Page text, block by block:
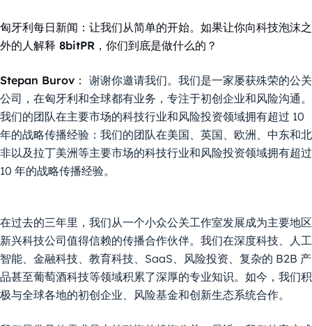
匈牙利每日新闻：让我们从简单的开始。如果让你向科技泡沫之
外的人解释 8bitPR，你们到底是做什么的？
Stepan Burov： 谢谢你邀请我们。我们是一家屡获殊荣的公关
公司，在匈牙利和全球都有业务，专注于初创企业和风险沟通。
我们的团队在主要市场的科技行业和风险投资领域拥有超过 10
年的战略传播经验：我们的团队在美国、英国、欧洲、中东和北
非以及拉丁美洲等主要市场的科技行业和风险投资领域拥有超过
10 年的战略传播经验。
在过去的三年里，我们从一个小众公关工作室发展成为主要地区
新兴科技公司值得信赖的传播合作伙伴。我们在深度科技、人工
智能、金融科技、教育科技、SaaS、风险投资、复杂的 B2B 产
品甚至葡萄酒科技等领域积累了深厚的专业知识。如今，我们积
极与全球各地的初创企业、风险基金和创新生态系统合作。